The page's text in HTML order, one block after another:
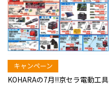
キャンペーン
KOHARAの7月!!京セラ電動工具